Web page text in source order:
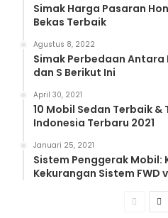
Simak Harga Pasaran
Bekas Terbaik
Agustus 8, 2022
Simak Perbedaan Antara
dan S Berikut Ini
April 30, 2021
10 Mobil Sedan Terbaik
Indonesia Terbaru 2021
Januari 25, 2021
Sistem Penggerak Mobil:
Kekurangan Sistem FWD
Previous